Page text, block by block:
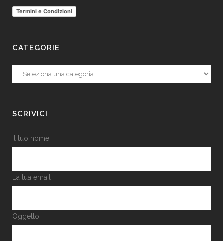
Termini e Condizioni
CATEGORIE
Categorie
SCRIVICI
Il tuo nome
La tua email
Oggetto